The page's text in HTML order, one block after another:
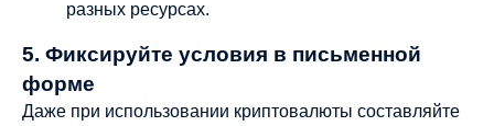
разных ресурсах.
5. Фиксируйте условия в письменной
форме
Даже при использовании криптовалюты составляйте